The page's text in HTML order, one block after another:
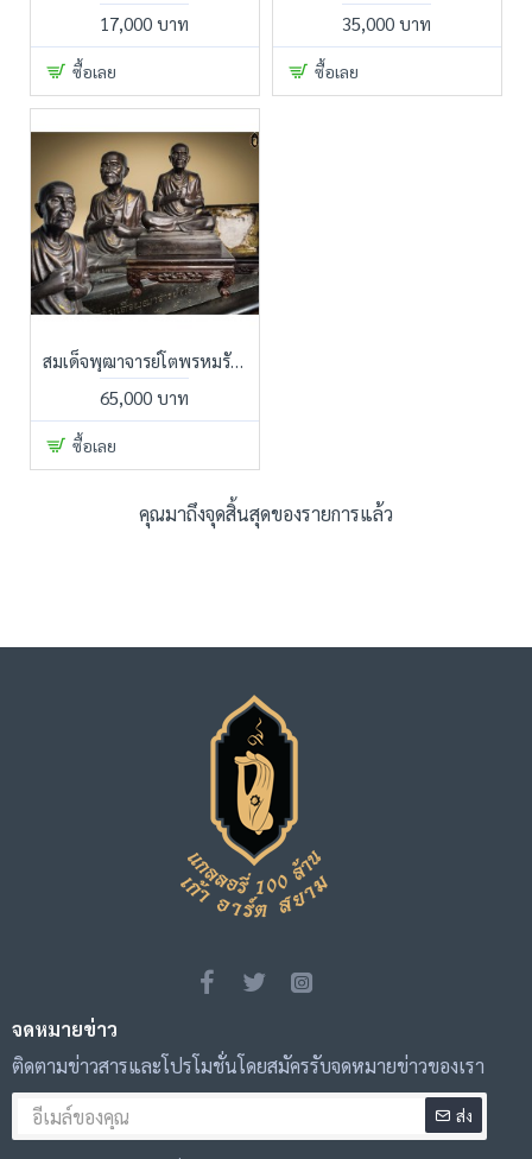
17,000 บาท
ซื้อเลย
35,000 บาท
ซื้อเลย
สมเด็จพุฒาจารย์โตพรหมรังษี ปี 2500 วัดบางขุนพรหม สร้างจำนวนน้อยมาก พบเห็นได้ไม่บ่อยนัก
65,000 บาท
ซื้อเลย
คุณมาถึงจุดสิ้นสุดของรายการแล้ว
จดหมายข่าว
ติดตามข่าวสารและโปรโมชั่นโดยสมัครรับจดหมายข่าวของเรา
ส่ง